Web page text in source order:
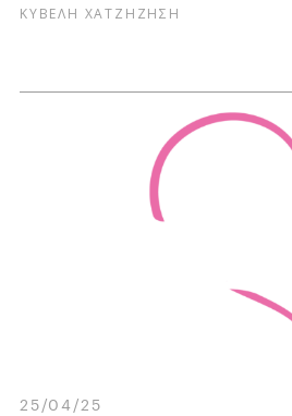
ΚΥΒΕΛΗ ΧΑΤΖΗΖΗΣΗ
25/04/25